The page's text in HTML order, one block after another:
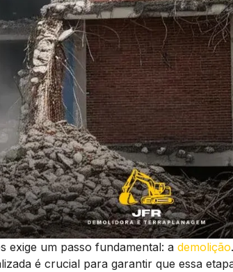
exige um passo fundamental: a demolição.
é crucial para garantir que essa